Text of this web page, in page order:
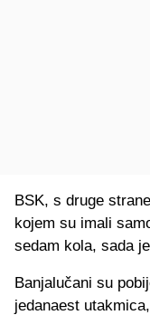
BSK, s druge
kojem su imali
sedam kola, sada
Banjalučani su
jedanaest